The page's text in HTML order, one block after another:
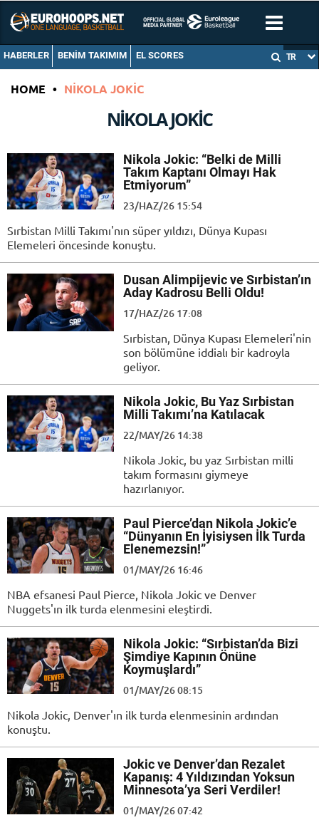
HABERLER BENIM TAKIMIM EL SCORES TR
HOME • NIKOLA JOKIC
NIKOLA JOKIC
Nikola Jokic: “Belki de Milli
Takım Kaptanı Olmayı Hak
Etmiyorum”
23/HAZ/26 15:54
Sırbistan Milli Takımı'nın süper yıldızı, Dünya Kupası
Elemeleri öncesinde konuştu.
Dusan Alimpijevic ve Sırbistan’ın
Aday Kadrosu Belli Oldu!
17/HAZ/26 17:08
Sırbistan, Dünya Kupası Elemeleri'nin
son bölümüne iddialı bir kadroyla
geliyor.
Nikola Jokic, Bu Yaz Sırbistan
Milli Takımı’na Katılacak
22/MAY/26 14:38
Nikola Jokic, bu yaz Sırbistan milli
takım formasını giymeye
hazırlanıyor.
Paul Pierce’dan Nikola Jokic’e
“Dünyanın En İyisiysen İlk Turda
Elenemezsin!”
01/MAY/26 16:46
NBA efsanesi Paul Pierce, Nikola Jokic ve Denver
Nuggets'ın ilk turda elenmesini eleştirdi.
Nikola Jokic: “Sırbistan’da Bizi
Şimdiye Kapının Önüne
Koymuşlardı”
01/MAY/26 08:15
Nikola Jokic, Denver'ın ilk turda elenmesinin ardından
konuştu.
Jokic ve Denver’dan Rezalet
Kapanış: 4 Yıldızından Yoksun
Minnesota’ya Seri Verdiler!
01/MAY/26 07:42